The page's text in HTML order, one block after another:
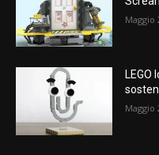
Maggio
LEGO
Maggio